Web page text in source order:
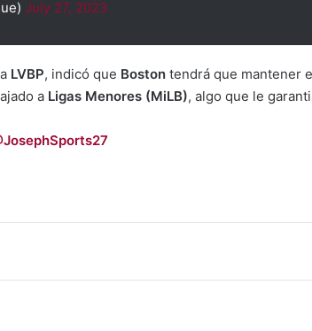
July 27, 2023
LVBP, indicó que Boston tendrá que mantener
a Ligas Menores (MiLB), algo que le